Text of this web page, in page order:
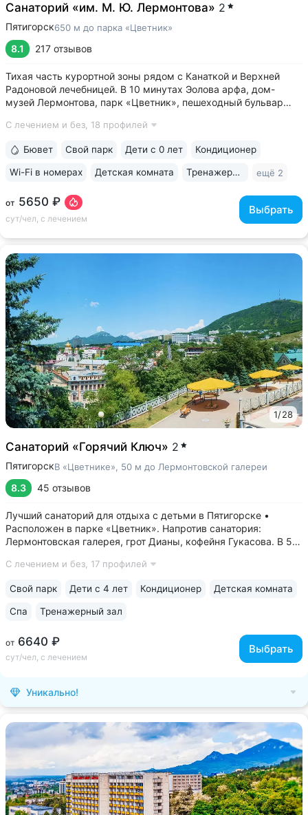
Санаторий «им. М. Ю. Лермонтова» 2
Пятигорск650 м до парка «Цветник»
8.1 217 отзывов
Тихая часть курортной зоны рядом с Канаткой и Верхней
Радоновой лечебницей. В 10 минутах Эолова арфа, дом-
музей Лермонтова, парк «Цветник», пешеходный бульвар
с минеральной водой № 29. В 2–5 минутах бюветы
С лечением и без, 18 профилей
от 5650 ₽
сут/чел, с лечением
Выбрать
Бювет Свой парк Дети с 0 лет Кондиционер
Wi-Fi в номерах Детская комната Тренажерный зал ещё 2
1/28
Санаторий «Горячий Ключ» 2
ПятигорскВ «Цветнике», 50 м до Лермонтовской галереи
8.3 45 отзывов
Лучший санаторий для отдыха с детьми в Пятигорске •
Расположен в парке «Цветник». Напротив санатория:
Лермонтовская галерея, грот Дианы, кофейня Гукасова. В 5-х
Краеведческий музей, Спасский собор • Центральная
С лечением и без, 17 профилей
от 6640 ₽
сут/чел, с лечением
Выбрать
Свой парк Дети с 4 лет Кондиционер Детская комната
Спа Тренажерный зал
Уникально!